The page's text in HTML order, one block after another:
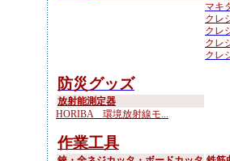
マキ
クレ
クレ
クレ
クレ
防災グッズ
放射能測定器
HORIBA 環境放射線モ...
作業工具